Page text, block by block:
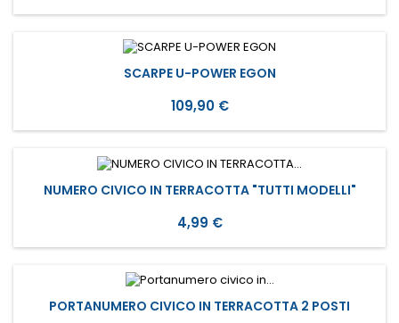
SCARPE U-POWER EGON
Prezzo
109,90 €
NUMERO CIVICO IN TERRACOTTA "TUTTI MODELLI"
Prezzo
4,99 €
PORTANUMERO CIVICO IN TERRACOTTA 2 POSTI